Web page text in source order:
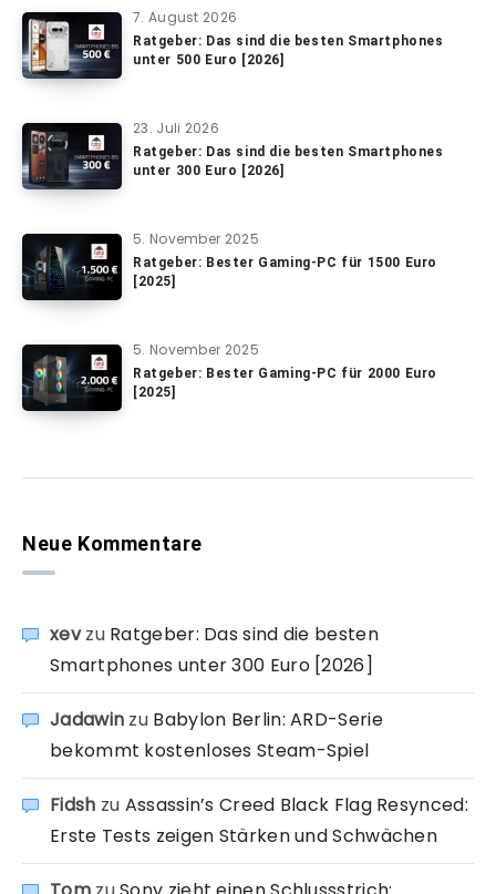
7. August 2026
Ratgeber: Das sind die besten Smartphones
unter 500 Euro [2026]
23. Juli 2026
Ratgeber: Das sind die besten Smartphones
unter 300 Euro [2026]
5. November 2025
Ratgeber: Bester Gaming-PC für 1500 Euro
[2025]
5. November 2025
Ratgeber: Bester Gaming-PC für 2000 Euro
[2025]
Neue Kommentare
xevzu Ratgeber: Das sind die besten
Smartphones unter 300 Euro [2026]
Jadawin zu Babylon Berlin: ARD-Serie
bekommt kostenloses Steam-Spiel
Fidsh zu Assassin’s Creed Black Flag Resynced:
Erste Tests zeigen Stärken und Schwächen